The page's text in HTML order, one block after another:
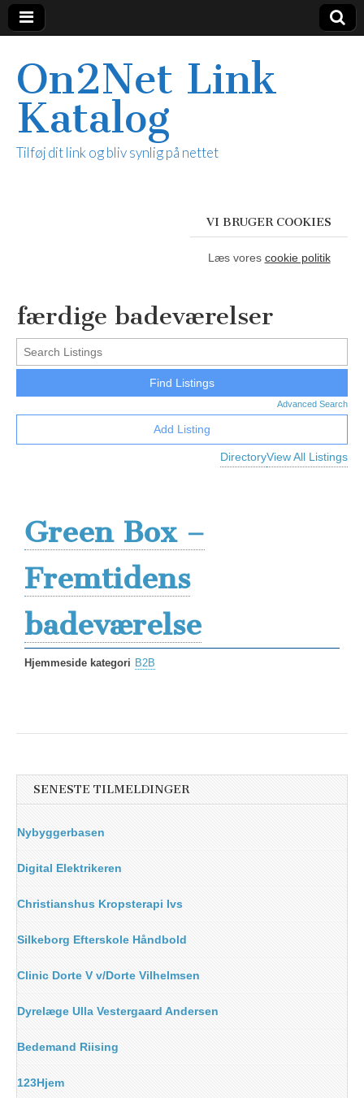
On2Net Link
Katalog
Tilføj dit link og bliv synlig på nettet
VI BRUGER COOKIES
Læs vores cookie politik
færdige badeværelser
Advanced Search
DirectoryView All Listings
Add Listing
Green Box –
Fremtidens
badeværelse
Hjemmeside kategori B2B
SENESTE TILMELDINGER
Nybyggerbasen
Digital Elektrikeren
Christianshus Kropsterapi Ivs
Silkeborg Efterskole Håndbold
Clinic Dorte V v/Dorte Vilhelmsen
Dyrelæge Ulla Vestergaard Andersen
Bedemand Riising
123Hjem